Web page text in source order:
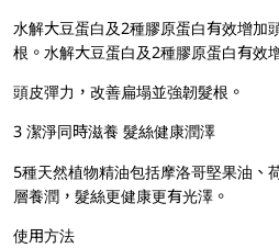
水解大豆蛋白及2種膠原蛋白有效增加
根。水解大豆蛋白及2種膠原蛋白有效
頭皮彈力，改善扁塌並強韌髮根。
3 潔淨同時滋養 髮絲健康潤澤
5種天然植物精油包括摩洛哥堅果油、
層養潤，髮絲更健康更有光澤。
使用方法